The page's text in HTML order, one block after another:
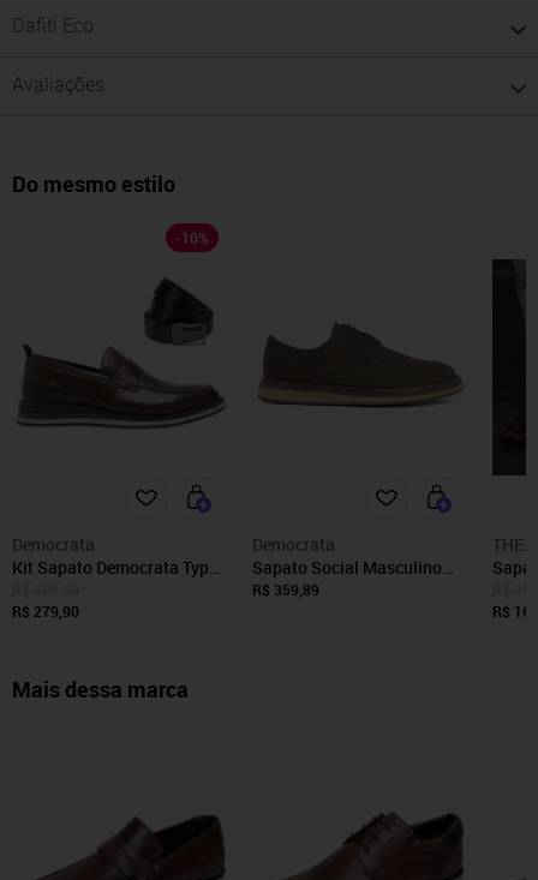
Dafiti Eco
Avaliações
Do mesmo estilo
-10%
Democrata
Kit Sapato Democrata Type
R$ 279,90
Democrata
Sapato Social Masculino
Democrata Metropolitan
R$ 359,89
R$
Mais dessa marca